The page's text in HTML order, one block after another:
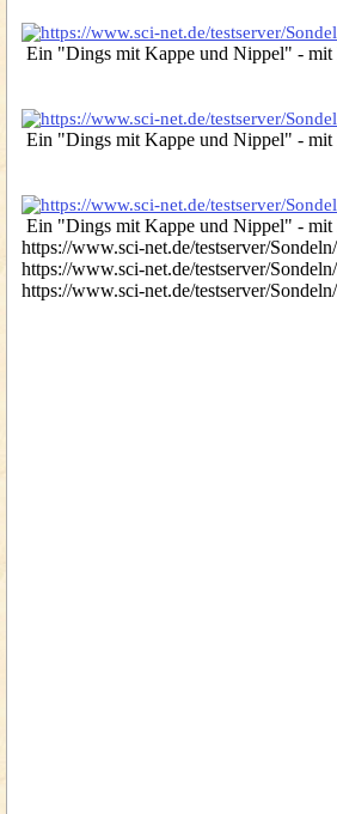
Ein "Dings mit Kappe und Nippel" - mit
Ein "Dings mit Kappe und Nippel" - mit
Ein "Dings mit Kappe und Nippel" - mit
https://www.sci-net.de/testserver/
https://www.sci-net.de/testserver/
https://www.sci-net.de/testserver/